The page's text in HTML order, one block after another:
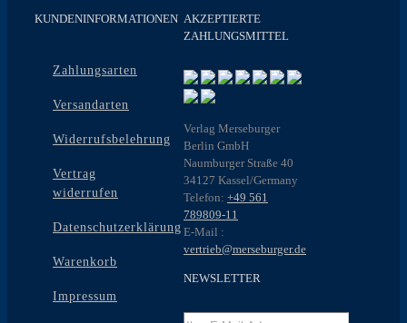
KUNDENINFORMATIONEN
Zahlungsarten
Versandarten
Widerrufsbelehrung
Vertrag
widerrufen
Datenschutzerklärung
Warenkorb
Impressum
AKZEPTIERTE
ZAHLUNGSMITTEL
Verlag Merseburger
Berlin GmbH
Naumburger Straße 40
34127 Kassel/Germany
Telefon: +49 561
789809-11
E-Mail :
vertrieb@merseburger.de
NEWSLETTER